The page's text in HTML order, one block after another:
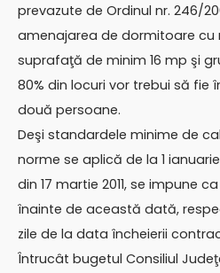
prevazute de Ordinul nr. 246/
amenajarea de dormitoare cu
suprafaţă de minim 16 mp şi
80% din locuri vor trebui să fie
două persoane.
Deşi standardele minime de
norme se aplică de la 1 ianuarie
din 17 martie 2011, se impune
înainte de această dată,
zile de la data încheierii
Întrucât bugetul Consiliul